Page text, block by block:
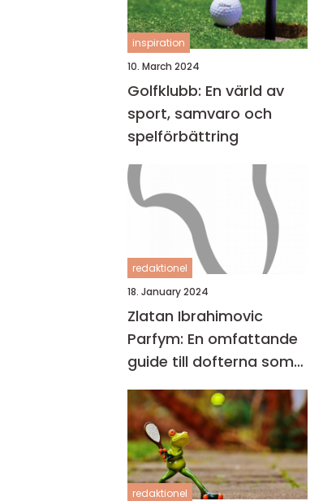
inspiration
10. March 2024
Golfklubb: En värld av
sport, samvaro och
spelförbättring
redaktionel
18. January 2024
Zlatan Ibrahimovic
Parfym: En omfattande
guide till dofterna som
bär hans namn
redaktionel